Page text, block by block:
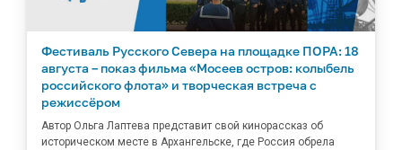
Фестиваль Русского Севера на площадке ПОРА: 18
августа – показ фильма «Мосеев остров: колыбель
российского флота» и творческая встреча с
режиссёром
Автор Ольга Лаптева представит свой кинорассказ об
историческом месте в Архангельске, где Россия обрела